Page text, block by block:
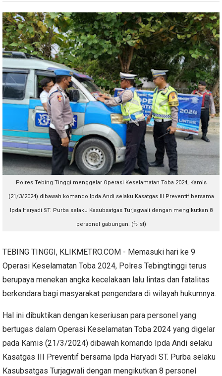
Polres Tebing Tinggi menggelar Operasi Keselamatan Toba 2024, Kamis
(21/3/2024) dibawah komando Ipda Andi selaku Kasatgas III Preventif bersama
Ipda Haryadi ST. Purba selaku Kasubsatgas Turjagwali dengan mengikutkan 8
personel gabungan. (ft-ist)
TEBING TINGGI, KLIKMETRO.COM - Memasuki hari ke 9
Operasi Keselamatan Toba 2024, Polres Tebingtinggi terus
berupaya menekan angka kecelakaan lalu lintas dan fatalitas
berkendara bagi masyarakat pengendara di wilayah hukumnya.
Hal ini dibuktikan dengan keseriusan para personel yang
bertugas dalam Operasi Keselamatan Toba 2024 yang digelar
pada Kamis (21/3/2024) dibawah komando Ipda Andi selaku
Kasatgas III Preventif bersama Ipda Haryadi ST. Purba selaku
Kasubsatgas Turjagwali dengan mengikutkan 8 personel